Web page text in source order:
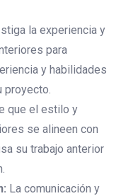
la experiencia y
para
y habilidades
proyecto.
que el estilo y
se alineen con
su trabajo anterior
La comunicación y